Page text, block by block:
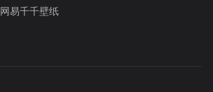
网易千千壁纸